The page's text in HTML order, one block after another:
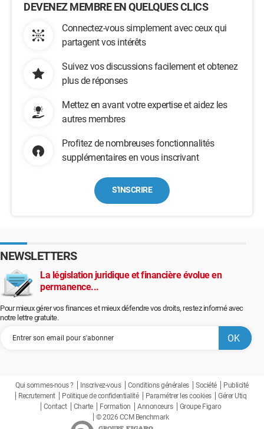
DEVENEZ MEMBRE EN QUELQUES CLICS
Connectez-vous simplement avec ceux qui
partagent vos intérêts
Suivez vos discussions facilement et obtenez
plus de réponses
Mettez en avant votre expertise et aidez les
autres membres
Profitez de nombreuses fonctionnalités
supplémentaires en vous inscrivant
S'INSCRIRE
NEWSLETTERS
La législation juridique et financière évolue en
permanence...
Pour mieux gérer vos finances et mieux défendre vos droits, restez informé avec
notre lettre gratuite.
Qui sommes-nous ? Inscrivez-vous Conditions générales Société
Publicité
Recrutement
Politique de confidentialité Paramétrer les cookies
Gérer Utiq
Contact
Charte Formation Annonceurs
Groupe Figaro
© 2026 CCM Benchmark